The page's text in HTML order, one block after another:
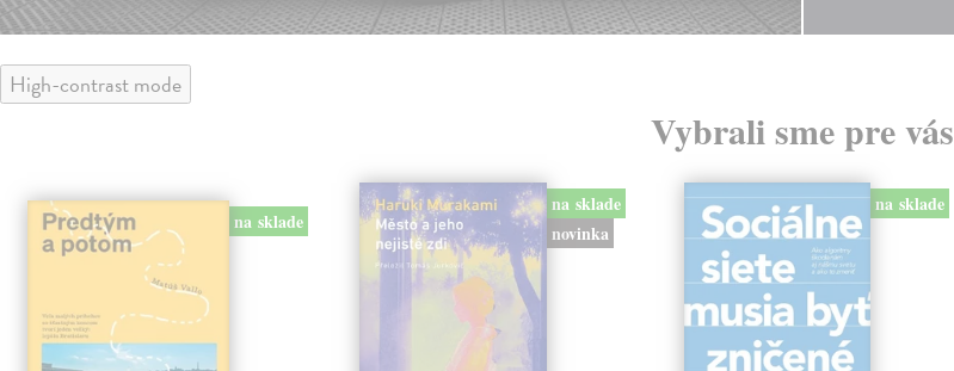
High-contrast mode
Vybrali sme pre vás
na sklade
na sklade
novinka
na sklade